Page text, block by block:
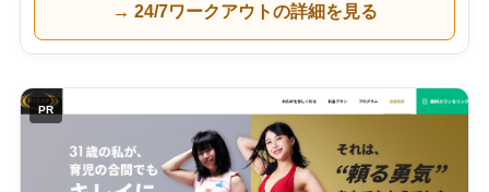
→ 24/7ワークアウトの詳細を見る
PR